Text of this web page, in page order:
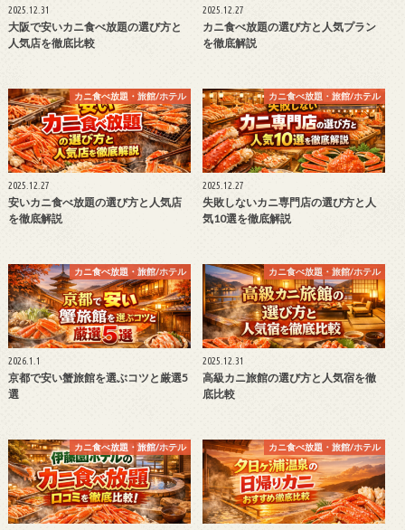
2025.12.31
大阪で安いカニ食べ放題の選び方と
人気店を徹底比較
2025.12.27
カニ食べ放題の選び方と人気プラン
を徹底解説
カニ食べ放題・旅館/ホテル
2025.12.27
安いカニ食べ放題の選び方と人気店
を徹底解説
カニ食べ放題・旅館/ホテル
2025.12.27
失敗しないカニ専門店の選び方と人
気10選を徹底解説
カニ食べ放題・旅館/ホテル
2026.1.1
京都で安い蟹旅館を選ぶコツと厳選5
選
カニ食べ放題・旅館/ホテル
2025.12.31
高級カニ旅館の選び方と人気宿を徹
底比較
カニ食べ放題・旅館/ホテル カニ食べ放題・旅館/ホテル